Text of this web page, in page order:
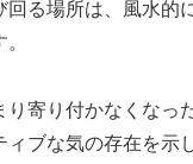
回る場所は、風水的
り寄り付かなくなっ
ィブな気の存在を示